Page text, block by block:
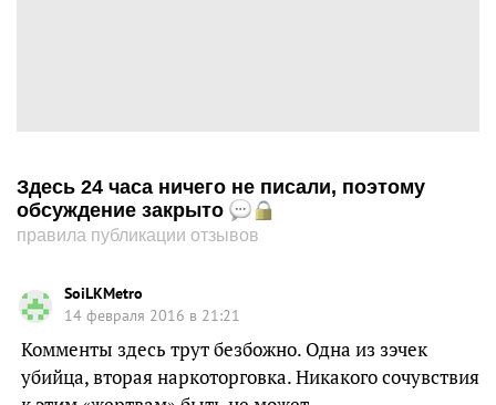
Здесь 24 часа ничего не писали, поэтому
обсуждение закрыто
правила публикации отзывов
SoiLKMetro
14 февраля 2016 в 21:21
Комменты здесь трут безбожно. Одна из зэчек
убийца, вторая наркоторговка. Никакого сочувствия